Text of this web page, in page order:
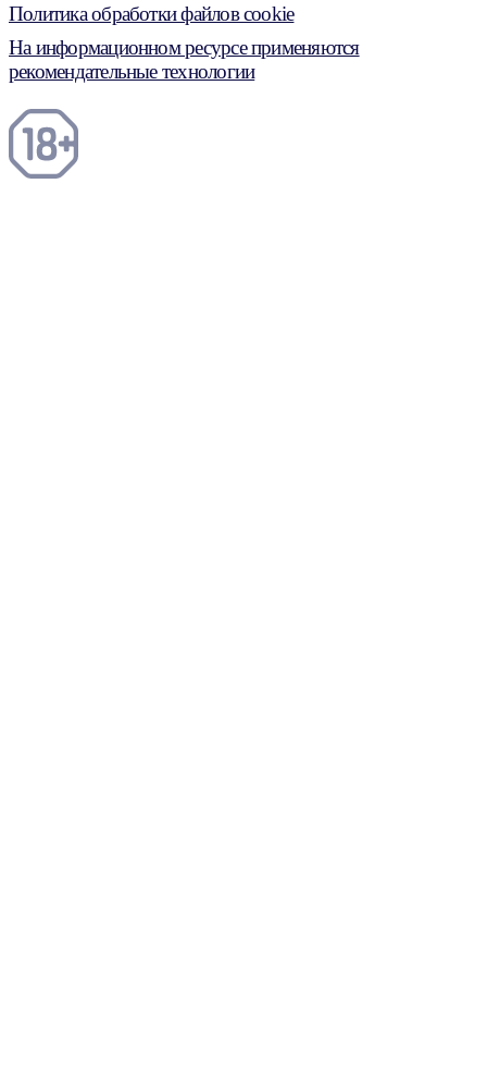
Политика обработки файлов cookie
На информационном ресурсе применяются
рекомендательные технологии